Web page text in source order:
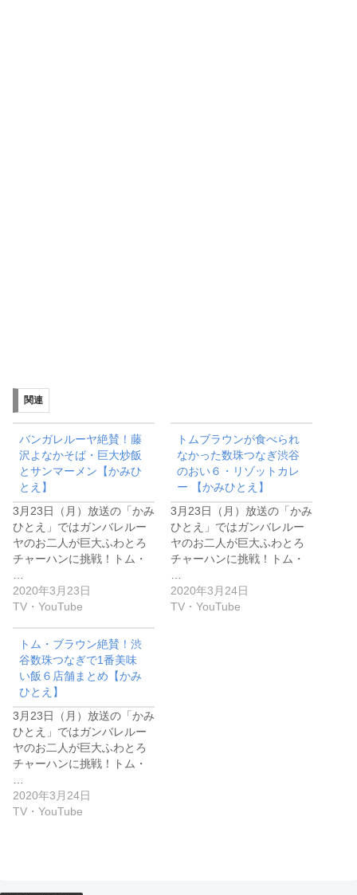
関連
バンガレルーヤ絶賛！藤
沢よなかそば・巨大炒飯
とサンマーメン【かみひ
とえ】
3月23日（月）放送の「かみ
ひとえ」ではガンバレルー
ヤのお二人が巨大ふわとろ
チャーハンに挑戦！トム・
…
2020年3月23日
TV・YouTube
トムブラウンが食べられ
なかった数珠つなぎ渋谷
のおい６・リゾットカレ
ー 【かみひとえ】
3月23日（月）放送の「かみ
ひとえ」ではガンバレルー
ヤのお二人が巨大ふわとろ
チャーハンに挑戦！トム・
…
2020年3月24日
TV・YouTube
トム・ブラウン絶賛！渋
谷数珠つなぎで1番美味
い飯６店舗まとめ【かみ
ひとえ】
3月23日（月）放送の「かみ
ひとえ」ではガンバレルー
ヤのお二人が巨大ふわとろ
チャーハンに挑戦！トム・
2020年3月24日
TV・YouTube